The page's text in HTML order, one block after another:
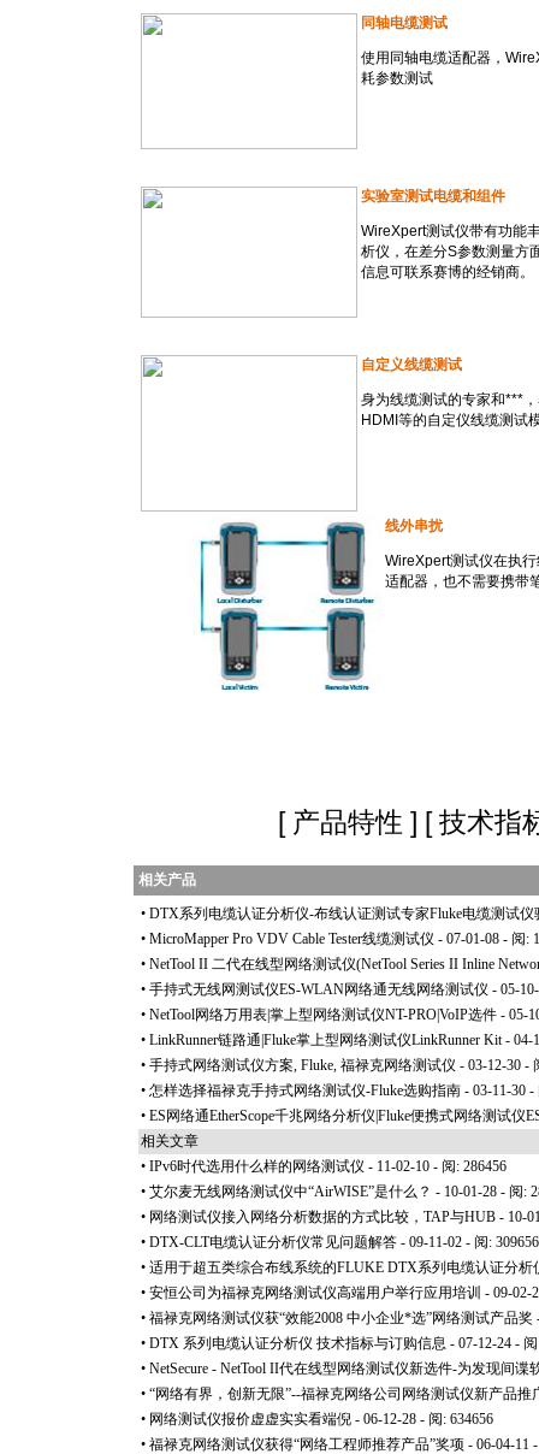
同轴电缆测试
使用同轴电缆适配器，
耗参数测试
实验室测试电缆和组件
WireXpert测试仪带有功能
析仪，在差分S参数测量方
信息可联系赛博的经销商。
自定义线缆测试
身为线缆测试的专家和***
HDMI等的自定仪线缆测试
线外串扰
WireXpert测试仪在执
适配器，也不需要携带
[ 产品特性 ] [技术指
相关产品
• DTX系列电缆认证分析仪-布线认证测试专家Fluke电缆测试仪
• MicroMapper Pro VDV Cable Tester线缆测试仪 - 07-01-08 - 阅:
• NetTool II 二代在线型网络测试仪(NetTool Series II Inline
• 手持式无线网测试仪ES-WLAN网络通无线网络测试仪 - 05-
• NetTool网络万用表|掌上型网络测试仪NT-PRO|VoIP选件 - 05-
• LinkRunner链路通|Fluke掌上型网络测试仪LinkRunner Kit- 04-
• 手持式网络测试仪方案, Fluke, 福禄克网络测试仪 - 03-12-30 -
• 怎样选择福禄克手持式网络测试仪-Fluke选购指南 - 03-11-30 -
• ES网络通EtherScope千兆网络分析仪|Fluke便携式网络测试仪
相关文章
• IPv6时代选用什么样的网络测试仪 - 11-02-10 - 阅: 286456
• 艾尔麦无线网络测试仪中“AirWISE”是什么？ - 10-01-28 - 阅:
• 网络测试仪接入网络分析数据的方式比较，TAP与HUB - 10-
• DTX-CLT电缆认证分析仪常见问题解答 - 09-11-02 - 阅: 309656
• 适用于超五类综合布线系统的FLUKE DTX系列电缆认证分析
• 安恒公司为福禄克网络测试仪高端用户举行应用培训 - 09-02-
• 福禄克网络测试仪获“效能2008 中小企业*选”网络测试产品奖
• DTX 系列电缆认证分析仪 技术指标与订购信息 - 07-12-24 -
• NetSecure - NetTool II代在线型网络测试仪新选件-为发现间
• “网络有界，创新无限”--福禄克网络公司网络测试仪新产品推
• 网络测试仪报价虚虚实实看端倪 - 06-12-28 - 阅: 634656
• 福禄克网络测试仪获得“网络工程师推荐产品”奖项 - 06-04-11